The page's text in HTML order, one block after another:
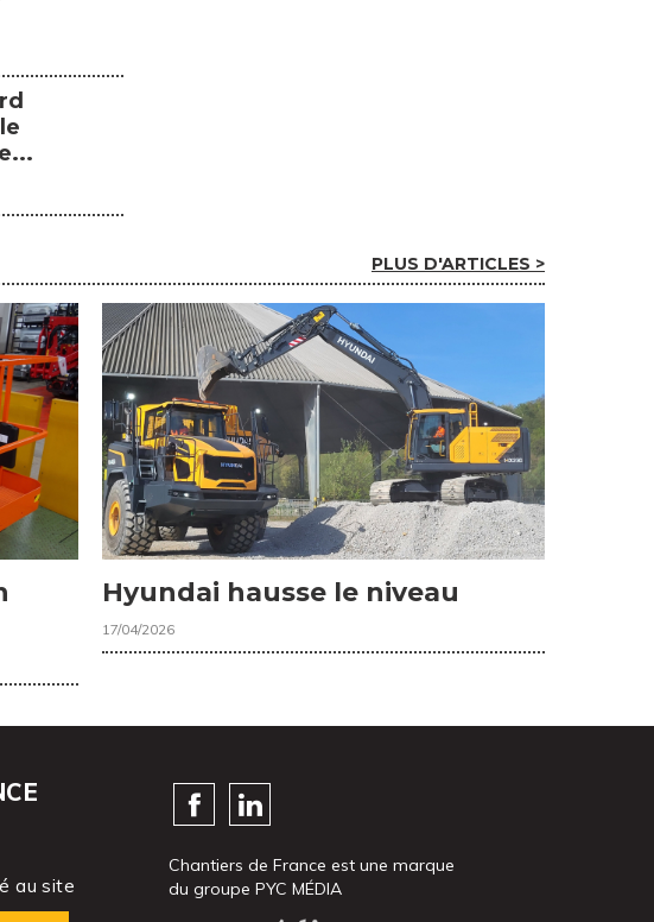
PLUS D'ARTICLES >
Hyundai hausse le niveau
17/04/2026
au site
Chantiers de France est une marque
du groupe PYC MÉDIA